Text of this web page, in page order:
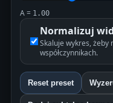
A = 1.00
Normalizuj
Skaluje wykres, żeby
współczynnikach.
Reset preset